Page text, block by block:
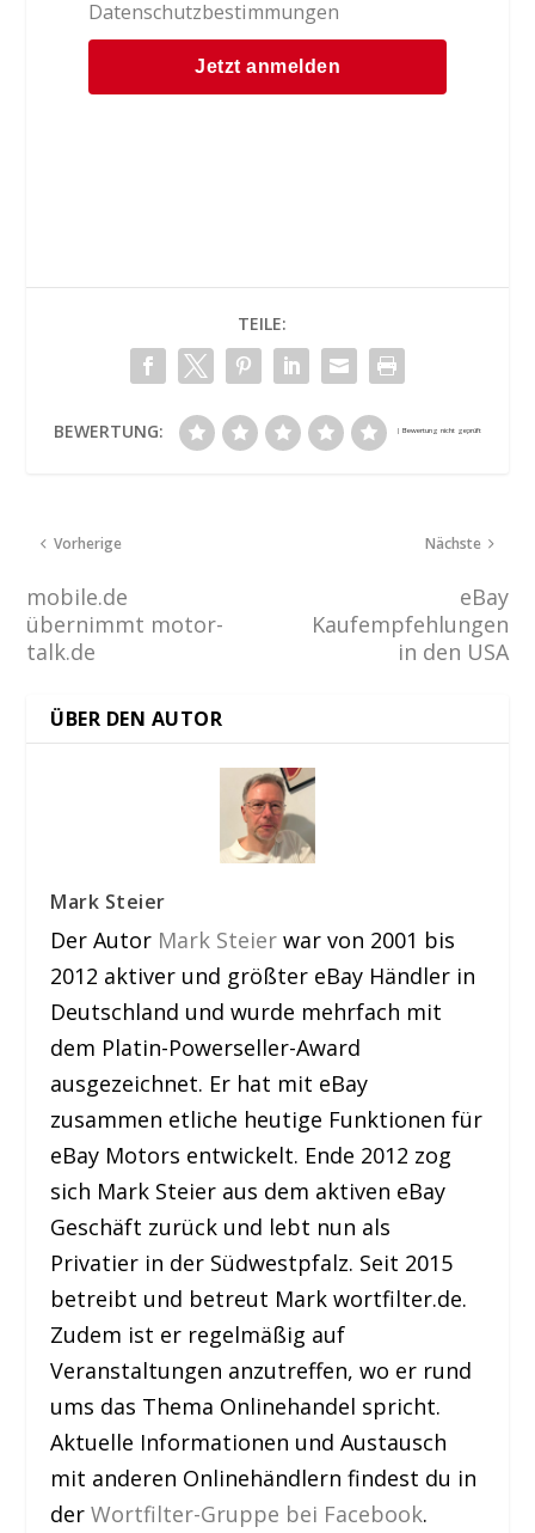
Datenschutzbestimmungen
TEILE:
BEWERTUNG:
Vorherige
mobile.de
übernimmt motor-
talk.de
Nächste
eBay
Kaufempfehlungen
in den USA
ÜBER DEN AUTOR
Mark Steier
Der Autor Mark Steier war von 2001 bis
2012 aktiver und größter eBay Händler in
Deutschland und wurde mehrfach mit
dem Platin-Powerseller-Award
ausgezeichnet. Er hat mit eBay
zusammen etliche heutige Funktionen für
eBay Motors entwickelt. Ende 2012 zog
sich Mark Steier aus dem aktiven eBay
Geschäft zurück und lebt nun als
Privatier in der Südwestpfalz. Seit 2015
betreibt und betreut Mark wortfilter.de.
Zudem ist er regelmäßig auf
Veranstaltungen anzutreffen, wo er rund
ums das Thema Onlinehandel spricht.
Aktuelle Informationen und Austausch
mit anderen Onlinehändlern findest du in
derWortfilter-Gruppe bei Facebook.